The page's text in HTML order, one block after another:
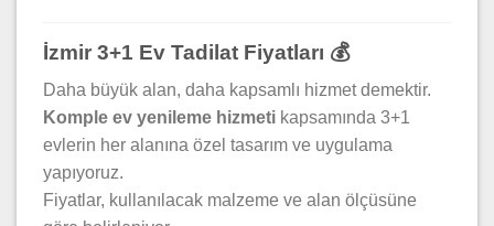
İzmir 3+1 Ev Tadilat Fiyatları 💰
Daha büyük alan, daha kapsamlı hizmet demektir.
Komple ev yenileme hizmeti kapsamında 3+1
evlerin her alanına özel tasarım ve uygulama
yapıyoruz.
Fiyatlar, kullanılacak malzeme ve alan ölçüsüne